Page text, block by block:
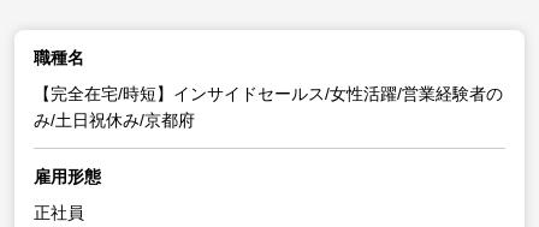
職種名
【完全在宅/時短】インサイドセールス/女性活躍/営業経験者の
み/土日祝休み/京都府
雇用形態
正社員